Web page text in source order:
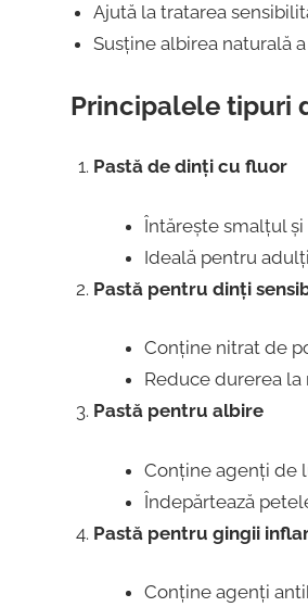
Ajută la tratarea
Susține albirea naturală
Principalele tipuri
Pastă de dinți cu fluor
Întărește smalțul
Ideală pentru
Pastă pentru dinți
Conține nitrat de
Reduce durerea
Pastă pentru albire
Conține agenți de
Îndepărtează
Pastă pentru gingii
Conține agenți